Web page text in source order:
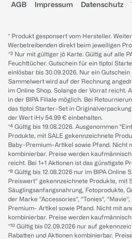
AGB Impressum Datenschutz
* Produkt gesponsert vom Hersteller.
Werbetreibenden direkt beim jeweiligen
*³ Nur mit gültiger jö Karte. Gültig auf alle
Feuchttücher. Gutschein für ein tiptoi
einlösbar bis 30.09.2026. Nur ein
Sammelwert wird auf der Rechnung
im Online Shop. Solange der Vorrat reicht.
in der BIPA Filiale möglich. Bei
das tiptoi Starter-Set in
der Wert iHv 54.99 € einbehalten.
*⁴ Gültig bis 19.08.2026. Ausgenommen
Produkte, mit SALE gekennzeichnete
Baby-Premium-Artikel sowie Pfand. Nicht
kombinierbar. Preise werden
reicht. Bei 1+1 Aktionen ist das günstigste
*⁸ Gültig bis 12.08.2026 nur im BIPA Online
Preiswert“ gekennzeichnete Produkte, mit
Säuglingsanfangsnahrung, Fotoprodukte,
der Marke “Accessories“, “Tonies“,
Premium- Artikel sowie Pfand. Nicht mit
kombinierbar. Preise werden
*¹⁰ Gültig bis 02.09.2026 nur auf
Rabatten und Aktionen kombinierbar.